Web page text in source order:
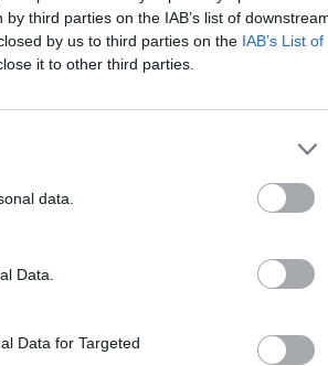
third parties on the IAB’s list of
by us to third parties on the IAB’s List of
it to other third parties.
data.
Data.
Data for Targeted
prende Caddeo e
Arborea e Tharros
rappresentare con
territorio»
tornano Caboni e Melis,